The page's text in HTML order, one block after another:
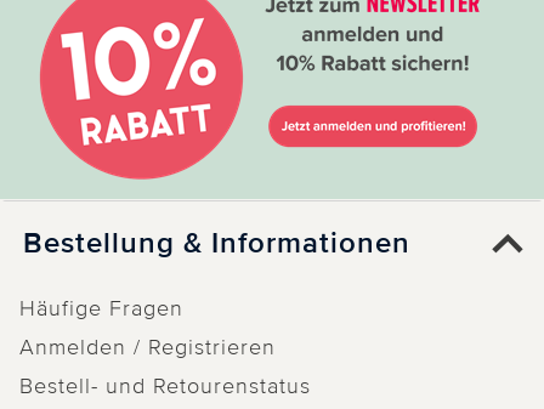
Bestellung & Informationen
Häufige Fragen
Anmelden / Registrieren
Bestell- und Retourenstatus